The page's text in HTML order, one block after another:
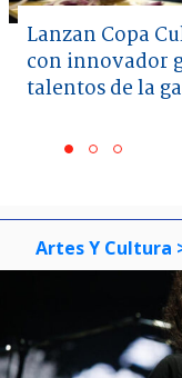
Lanzan Copa
con innovador
talentos de la
itemitemitem
Artes Y Cultura